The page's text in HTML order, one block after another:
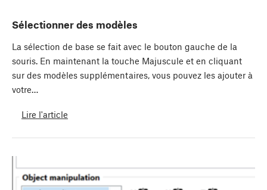
Sélectionner des modèles
La sélection de base se fait avec le bouton gauche de la
souris. En maintenant la touche Majuscule et en cliquant
sur des modèles supplémentaires, vous pouvez les ajouter à
votre…
Lire l'article